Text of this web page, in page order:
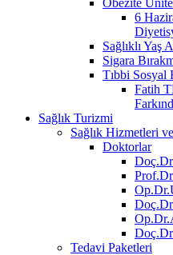
6
Sağlıklı Yaş
Sigara
Tıbbi
Fatih
Sağlık Turizmi
Sağlık Hizmetleri
Doktorlar
Tedavi Paketleri